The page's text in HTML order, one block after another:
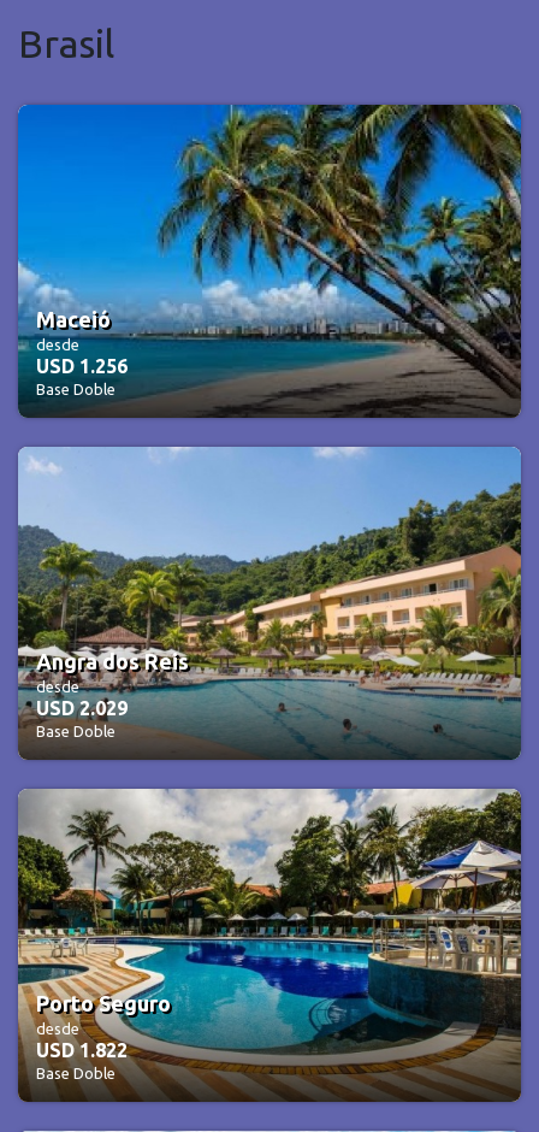
Brasil
Maceió
desde
USD 1.256
Base Doble
Angra dos Reis
desde
USD 2.029
Base Doble
Porto Seguro
desde
USD 1.822
Base Doble